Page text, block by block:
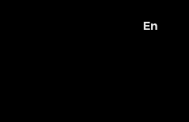
En